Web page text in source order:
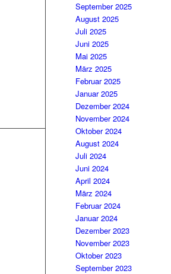
September 2025
August 2025
Juli 2025
Juni 2025
Mai 2025
März 2025
Februar 2025
Januar 2025
Dezember 2024
November 2024
Oktober 2024
August 2024
Juli 2024
Juni 2024
April 2024
März 2024
Februar 2024
Januar 2024
Dezember 2023
November 2023
Oktober 2023
September 2023